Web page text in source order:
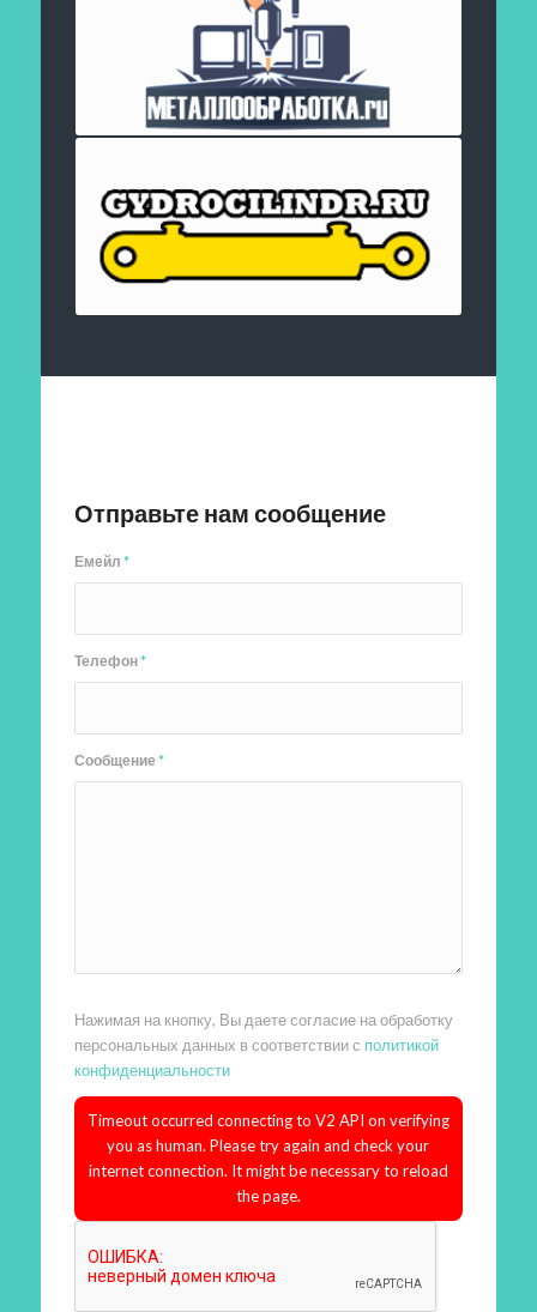
Отправьте нам сообщение
Емейл*
Телефон*
Сообщение*
Нажимая на кнопку, Вы даете согласие на обработку
персональных данных в соответствии с политикой
конфиденциальности
Timeout occurred connecting to V2 API on verifying
you as human. Please try again and check your
internet connection. It might be necessary to reload
the page.